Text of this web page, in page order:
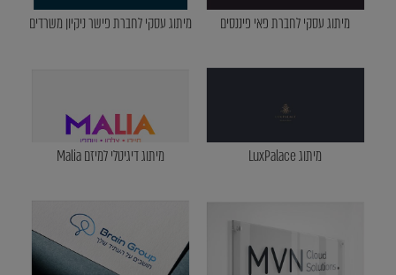
מיתוג עסקי לחברת פאי פיננסים מיתוג עסקי לחברת פישר ניקיון משרדים
מיתוג LuxPalace מיתוג דיגיטלי למיזם Malia